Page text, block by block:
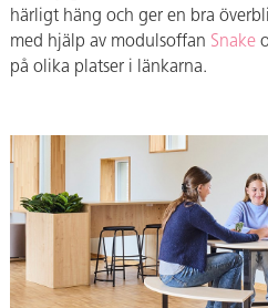
härligt häng och ger en bra
med hjälp av modulsoffan Snake
på olika platser i länkarna.